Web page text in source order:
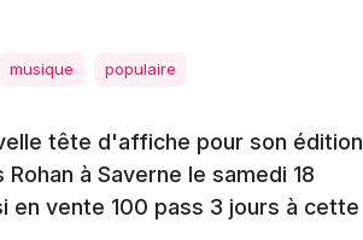
famille
musique populaire
tête d'affiche pour son édition
à Saverne le samedi 18
en vente 100 pass 3 jours à cette